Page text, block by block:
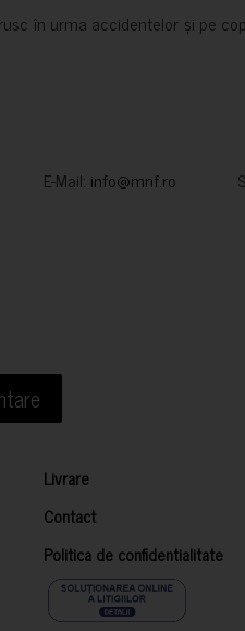
în urma accidentelor și pe
E-Mail: info@mnf.ro Str.
Livrare
Contact
Politica de confidentialitate